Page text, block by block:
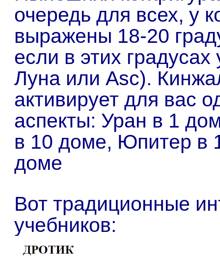
очередь для всех, у
выражены 18-20
если в этих
Луна или Asc).
активирует для вас
аспекты: Уран в 1
в 10 доме, Юпитер в
доме
Вот традиционные
учебников: